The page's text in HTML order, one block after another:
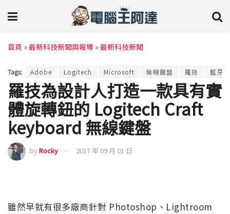
首頁 »最新科技新聞與報導 »最新科技新聞
Tags: Adobe Logitech Microsoft 無線鍵盤 羅技 藍牙
羅技為設計人打造一款具有實
體旋轉鈕的 Logitech Craft
keyboard 無線鍵盤
byRocky 2017 年 09 月 01 日
雖然早就有很多廠商針對 Photoshop、Lightroom